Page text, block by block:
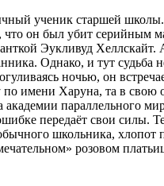
ученик старшей школы.
что он был убит серийным
Эукливуд
Однако, и тут судьба
ночью, он
имени Харуна, та в свою
параллельного
передаёт свои силы.
школьника, хлопот
розовом